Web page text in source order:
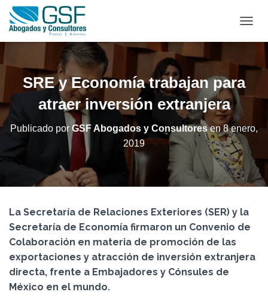
A
B
D
O
N
A
E
G
I
SRE y Economía trabajan para
atraer inversión extranjera
Publicado por GSF Abogados y Consultoresen8 enero,
2019
La Secretaría de Relaciones Exteriores (SER) y la
Secretaría de Economía firmaron un Convenio de
Colaboración en materia de promoción de las
exportaciones y atracción de inversión extranjera
directa, frente a Embajadores y Cónsules de
México en el mundo.